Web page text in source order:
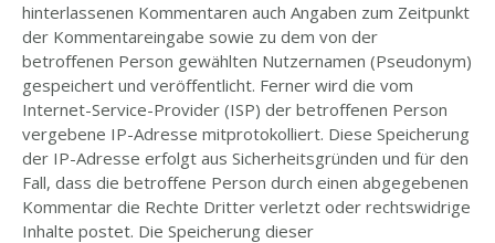
hinterlassenen Kommentaren auch Angaben zum Zeitpunkt
der Kommentareingabe sowie zu dem von der
betroffenen Person gewählten Nutzernamen (Pseudonym)
gespeichert und veröffentlicht. Ferner wird die vom
Internet-Service-Provider (ISP) der betroffenen Person
vergebene IP-Adresse mitprotokolliert. Diese Speicherung
der IP-Adresse erfolgt aus Sicherheitsgründen und für den
Fall, dass die betroffene Person durch einen abgegebenen
Kommentar die Rechte Dritter verletzt oder rechtswidrige
Inhalte postet. Die Speicherung dieser